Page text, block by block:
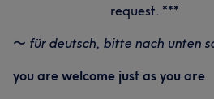
request. ***
〜 für deutsch, bitte nach unten
you are welcome just as you are